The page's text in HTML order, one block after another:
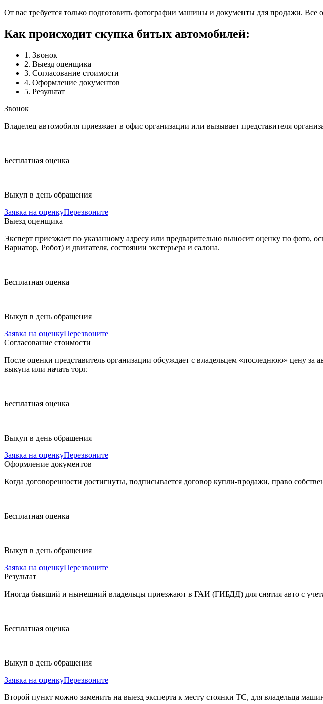
От вас требуется только подготовить фотографии машины и документы для продажи. Все
Как происходит скупка битых автомобилей:
1. Звонок
2. Выезд оценщика
3. Согласование стоимости
4. Оформление документов
5. Результат
Звонок
Владелец автомобиля приезжает в офис организации или вызывает представителя
Бесплатная оценка
Выкуп в день обращения
Заявка на оценкуПерезвоните
Выезд оценщика
Эксперт приезжает по указанному адресу или предварительно выносит оценку по
Вариатор, Робот) и двигателя, состоянии экстерьера и салона.
Бесплатная оценка
Выкуп в день обращения
Заявка на оценкуПерезвоните
Согласование стоимости
После оценки представитель организации обсуждает с владельцем «последнюю» цену за
выкупа или начать торг.
Бесплатная оценка
Выкуп в день обращения
Заявка на оценкуПерезвоните
Оформление документов
Когда договоренности достигнуты, подписывается договор купли-продажи, право
Бесплатная оценка
Выкуп в день обращения
Заявка на оценкуПерезвоните
Результат
Иногда бывший и нынешний владельцы приезжают в ГАИ (ГИБДД) для снятия авто с
Бесплатная оценка
Выкуп в день обращения
Заявка на оценкуПерезвоните
Второй пункт можно заменить на выезд эксперта к месту стоянки ТС, для владельца